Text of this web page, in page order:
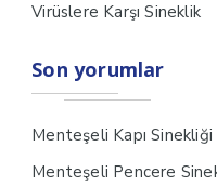
Virüslere Karşı Sineklik
Son yorumlar
Menteşeli Kapı Sinekliği
Menteşeli Pencere